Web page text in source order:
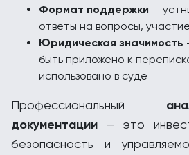
Формат поддержки —
ответы на вопросы,
Юридическая значимость
быть приложено к
использовано в суде
Профессиональный
документации — это
безопасность и